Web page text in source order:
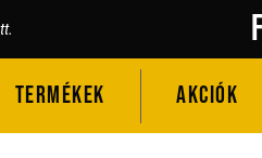
TERMÉKEK AKCIÓK